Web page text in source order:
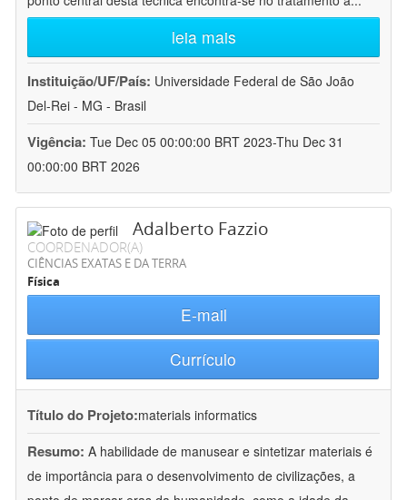
leia mais
Instituição/UF/País: Universidade Federal de São João
Del-Rei - MG - Brasil
Vigência: Tue Dec 05 00:00:00 BRT 2023-Thu Dec 31
00:00:00 BRT 2026
Adalberto Fazzio
COORDENADOR(A)
CIÊNCIAS EXATAS E DA TERRA
Física
E-mail
Currículo
Título do Projeto:materials informatics
Resumo: A habilidade de manusear e sintetizar materiais é
de importância para o desenvolvimento de civilizações, a